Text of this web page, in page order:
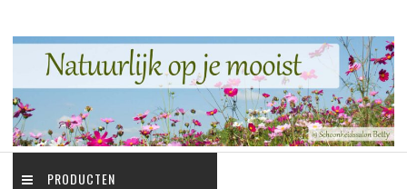
de
PRODUCTEN